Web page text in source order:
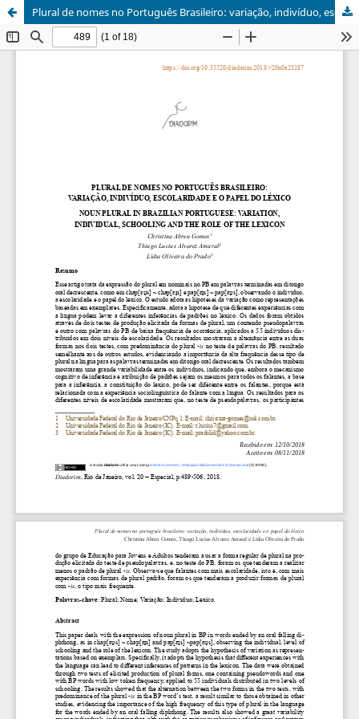
Plural de nomes no Português Brasileiro: variação, indivíduo, escolaridade e o papel do léxico